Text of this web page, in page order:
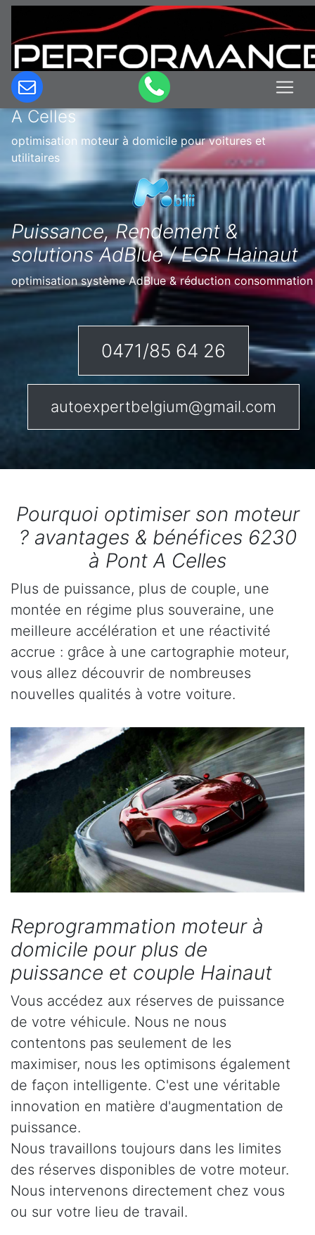
Optimisation & Reprogrammation
moteur à domicile en Belgique à Pont
A Celles
optimisation moteur à domicile pour voitures et
utilitaires
Puissance, Rendement &
solutions AdBlue / EGR Hainaut
optimisation système AdBlue & réduction consommation
0471/85 64 26
autoexpertbelgium@gmail.com
Pourquoi optimiser son moteur
? avantages & bénéfices 6230
à Pont A Celles
Plus de puissance, plus de couple, une
montée en régime plus souveraine, une
meilleure accélération et une réactivité
accrue : grâce à une cartographie moteur,
vous allez découvrir de nombreuses
nouvelles qualités à votre voiture.
Reprogrammation moteur à
domicile pour plus de
puissance et couple Hainaut
Vous accédez aux réserves de puissance
de votre véhicule. Nous ne nous
contentons pas seulement de les
maximiser, nous les optimisons également
de façon intelligente. C'est une véritable
innovation en matière d'augmentation de
puissance.
Nous travaillons toujours dans les limites
des réserves disponibles de votre moteur.
Nous intervenons directement chez vous
ou sur votre lieu de travail.